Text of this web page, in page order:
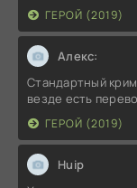
ГЕРОЙ (2019)
Алекс:
Стандартный
везде есть
ГЕРОЙ (2019)
Huip